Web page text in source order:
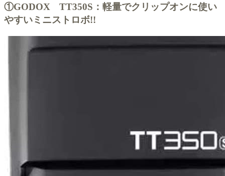
①GODOX TT350S：軽量でクリップオンに使い
やすいミニストロボ!!